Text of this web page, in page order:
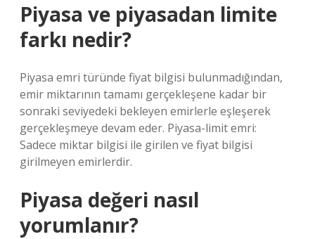
Piyasa ve piyasadan limite
farkı nedir?
Piyasa emri türünde fiyat bilgisi bulunmadığından,
emir miktarının tamamı gerçekleşene kadar bir
sonraki seviyedeki bekleyen emirlerle eşleşerek
gerçekleşmeye devam eder. Piyasa-limit emri:
Sadece miktar bilgisi ile girilen ve fiyat bilgisi
girilmeyen emirlerdir.
Piyasa değeri nasıl
yorumlanır?